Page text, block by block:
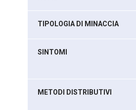
TIPOLOGIA DI MINACCIA
SINTOMI
METODI DISTRIBUTIVI